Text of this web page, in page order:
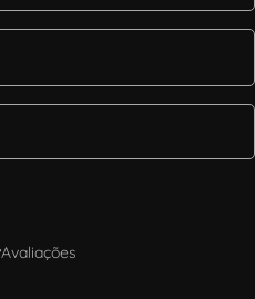
Avaliações